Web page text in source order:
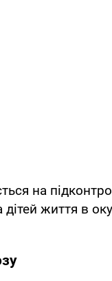
на
життя в